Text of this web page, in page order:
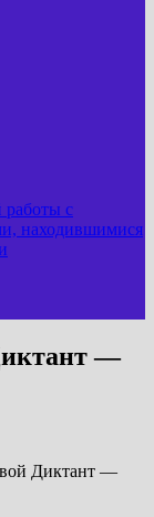
работы с
находившимися
—
Диктант —